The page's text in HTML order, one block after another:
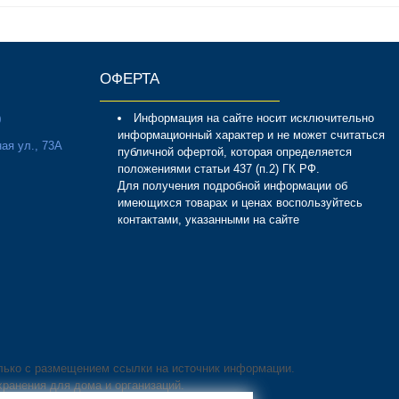
ул., 73А
ОФЕРТА
Информация на сайте носит исключительно
информационный характер и не может считаться
публичной офертой, которая определяется
положениями статьи 437 (п.2) ГК РФ.
Для получения подробной информации об
имеющихся товарах и ценах воспользуйтесь
контактами, указанными на сайте
с размещением ссылки на источник информации.
для дома и организаций.